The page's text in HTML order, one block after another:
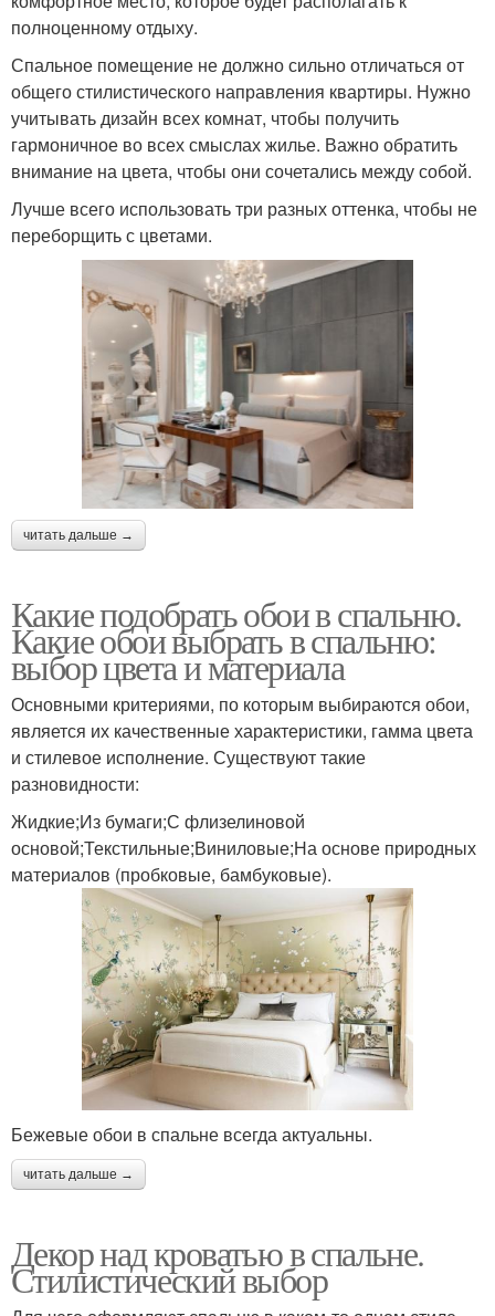
полноценному отдыху.
Спальное помещение не должно сильно отличаться от
общего стилистического направления квартиры. Нужно
учитывать дизайн всех комнат, чтобы получить
гармоничное во всех смыслах жилье. Важно обратить
внимание на цвета, чтобы они сочетались между собой.
Лучше всего использовать три разных оттенка, чтобы не
переборщить с цветами.
читать дальше →
Какие подобрать обои в спальню.
Какие обои выбрать в спальню:
выбор цвета и материала
Основными критериями, по которым выбираются обои,
является их качественные характеристики, гамма цвета
и стилевое исполнение. Существуют такие
разновидности:
Жидкие;Из бумаги;С флизелиновой
основой;Текстильные;Виниловые;На основе природных
материалов (пробковые, бамбуковые).
Бежевые обои в спальне всегда актуальны.
читать дальше →
Декор над кроватью в спальне.
Стилистический выбор